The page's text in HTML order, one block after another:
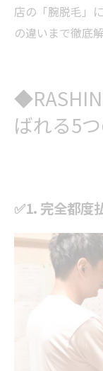
店の「腕脱毛」
の違いまで徹底
ばれる5
✅1. 完全都度